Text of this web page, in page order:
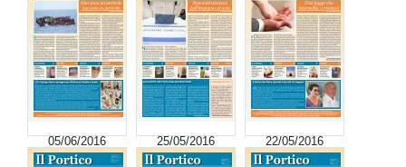
05/06/2016 25/05/2016 22/05/2016